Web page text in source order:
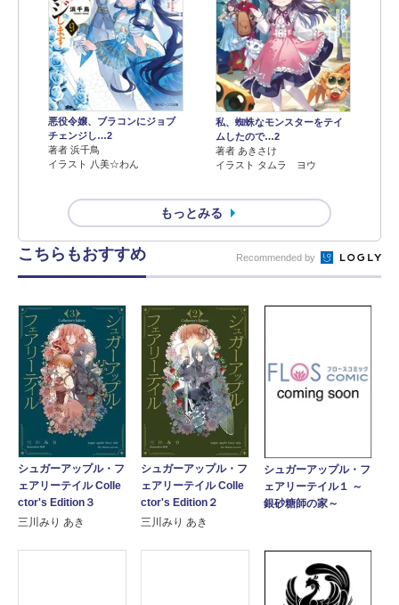
悪役令嬢、ブラコンにジョブ
チェンジし…2
著者 浜千鳥
イラスト 八美☆わん
私、蜘蛛なモンスターをテイ
ムしたので…2
著者 あきさけ
イラスト タムラ ヨウ
もっとみる
こちらもおすすめ Recommended by
シュガーアップル・フ
ェアリーテイル Colle
ctor's Edition３
三川みり あき
シュガーアップル・フ
ェアリーテイル Colle
ctor's Edition２
三川みり あき
シュガーアップル・フ
ェアリーテイル１ ～
銀砂糖師の家～